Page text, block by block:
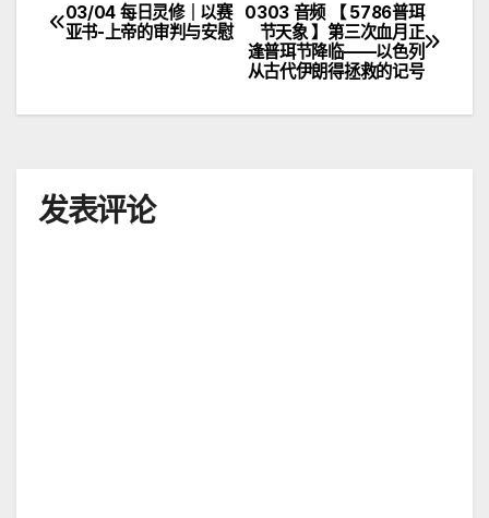
文
导
0303 音频 【 5786普珥
节天象 】第三次血月正
逢普珥节降临——以色列
从古代伊朗得拯救的记号
03/04 每日灵修｜以赛
亚书-上帝的审判与安慰
发表评论